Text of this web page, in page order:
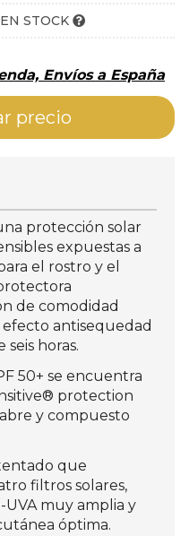
EN STOCK
Envíos a España
precio
protección solar
expuestas a
el rostro y el
de comodidad
antisequedad
horas.
50+ se encuentra
protection
y compuesto
que
filtros solares,
muy amplia y
óptima.